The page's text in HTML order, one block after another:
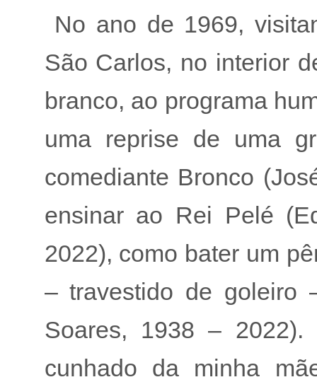
No ano de 1969,
São Carlos, no interior
branco, ao programa
uma reprise de uma
comediante Bronco
ensinar ao Rei Pelé
2022), como bater um
– travestido de goleiro
Soares, 1938 –
cunhado da minha